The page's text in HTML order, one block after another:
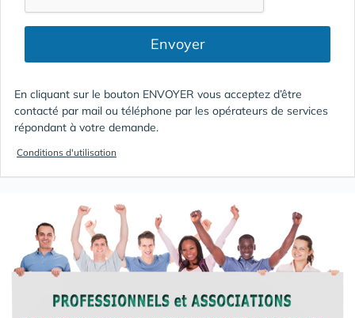
Envoyer
En cliquant sur le bouton ENVOYER vous acceptez d’être
contacté par mail ou téléphone par les opérateurs de services
répondant à votre demande.
Conditions d'utilisation